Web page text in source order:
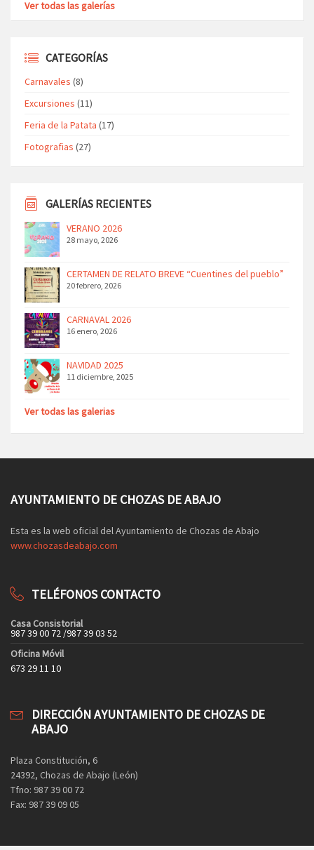
Ver todas las galerías
CATEGORÍAS
Carnavales (8)
Excursiones (11)
Feria de la Patata (17)
Fotografias (27)
GALERÍAS RECIENTES
VERANO 2026
28 mayo, 2026
CERTAMEN DE RELATO BREVE “Cuentines del pueblo”
20 febrero, 2026
CARNAVAL 2026
16 enero, 2026
NAVIDAD 2025
11 diciembre, 2025
Ver todas las galerias
AYUNTAMIENTO DE CHOZAS DE ABAJO
Esta es la web oficial del Ayuntamiento de Chozas de Abajo
www.chozasdeabajo.com
TELÉFONOS CONTACTO
Casa Consistorial
987 39 00 72 /987 39 03 52
Oficina Móvil
673 29 11 10
DIRECCIÓN AYUNTAMIENTO DE CHOZAS DE
ABAJO
Plaza Constitución, 6
24392, Chozas de Abajo (León)
Tfno: 987 39 00 72
Fax: 987 39 09 05